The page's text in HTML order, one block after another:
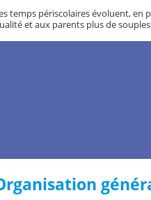
temps périscolaires évoluent, en
et aux parents plus de